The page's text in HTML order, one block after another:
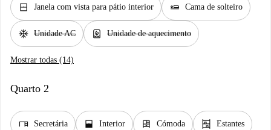
window_closed Janela com vista para pátio interior airline_seat_flat Cama de solteiro
ac_unit Unidade AC water_heater Unidade de aquecimento
Mostrar todas (14)
Quarto 2
desk Secretária window_open Interior dresser Cómoda shelves Estantes